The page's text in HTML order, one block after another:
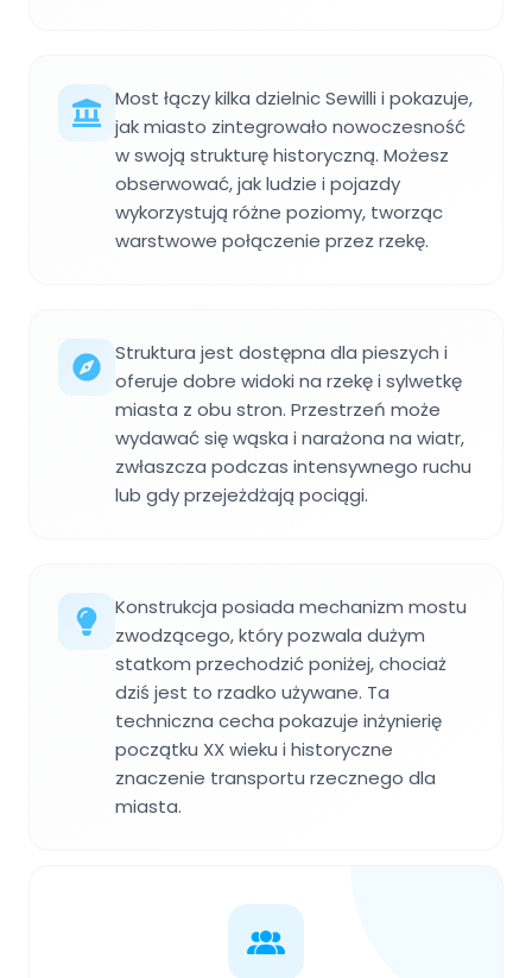
Most łączy kilka dzielnic Sewilli i pokazuje,
jak miasto zintegrowało nowoczesność
w swoją strukturę historyczną. Możesz
obserwować, jak ludzie i pojazdy
wykorzystują różne poziomy, tworząc
warstwowe połączenie przez rzekę.
Struktura jest dostępna dla pieszych i
oferuje dobre widoki na rzekę i sylwetkę
miasta z obu stron. Przestrzeń może
wydawać się wąska i narażona na wiatr,
zwłaszcza podczas intensywnego ruchu
lub gdy przejeżdżają pociągi.
Konstrukcja posiada mechanizm mostu
zwodzącego, który pozwala dużym
statkom przechodzić poniżej, chociaż
dziś jest to rzadko używane. Ta
techniczna cecha pokazuje inżynierię
początku XX wieku i historyczne
znaczenie transportu rzecznego dla
miasta.